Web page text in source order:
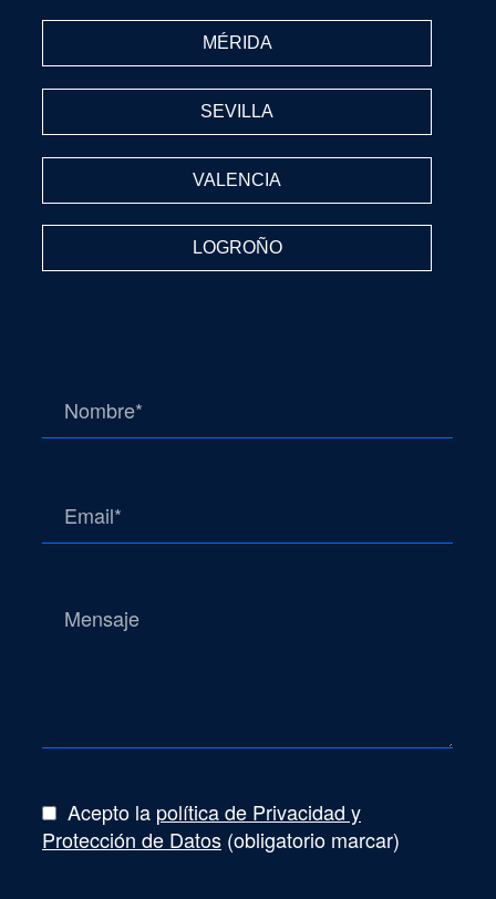
MÉRIDA
SEVILLA
VALENCIA
LOGROÑO
Acepto la política de Privacidad y
Protección de Datos (obligatorio marcar)